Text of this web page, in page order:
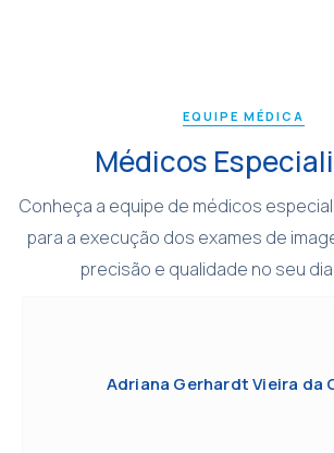
EQUIPE MÉDICA
Médicos
Conheça a equipe de médicos
para a execução dos exames de
precisão e qualidade no seu
Adriana Gerhardt Vieira da